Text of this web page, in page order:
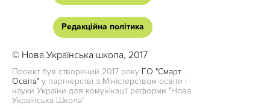
Редакційна політика
© Нова Українська школа, 2017
Проект був створений 2017 року ГО "Смарт
Освіта" у партнерстві з Міністерством освіти і
науки України для комунікації реформи "Нова
Українська Школа"